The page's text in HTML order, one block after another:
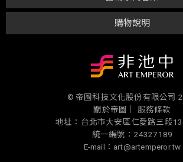
購物說明
© 帝圖科技文化股份有限公司
關於帝圖｜
服務條款
地址：台北市大安區仁愛路三段
統一編號：24327189
E-mail：art@artemperor.tw